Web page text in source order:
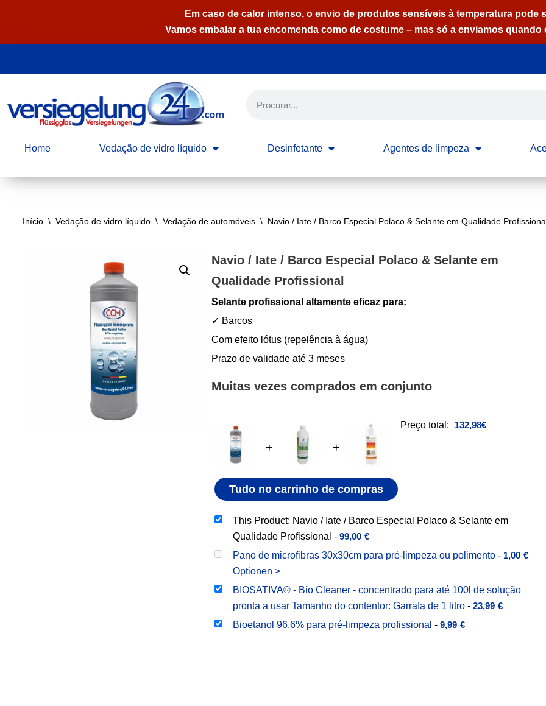
Em caso de calor intenso, o envio de produtos sensíveis à temperatura pode
Vamos embalar a tua encomenda como de costume – mas só a enviamos quando
Home Vedação de vidro líquido Desinfetante Agentes de limpeza
Início \ Vedação de vidro líquido \ Vedação de automóveis \ Navio / Iate / Barco Especial Polaco & Selante em Qualidade
Navio / Iate / Barco Especial Polaco & Selante em
Qualidade Profissional
Selante profissional altamente eficaz para:
✓ Barcos
Com efeito lótus (repelência à água)
Prazo de validade até 3 meses
Muitas vezes comprados em conjunto
+ +
Preço total: 132,98€
Tudo no carrinho de compras
This Product: Navio / Iate / Barco Especial Polaco & Selante em
Qualidade Profissional - 99,00 €
Pano de microfibras 30x30cm para pré-limpeza ou polimento - 1,00 €
Optionen >
BIOSATIVA® - Bio Cleaner - concentrado para até 100l de solução
pronta a usar Tamanho do contentor: Garrafa de 1 litro - 23,99 €
Bioetanol 96,6% para pré-limpeza profissional - 9,99 €